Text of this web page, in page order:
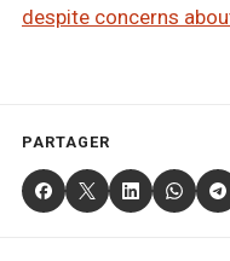
despite concerns
PARTAGER